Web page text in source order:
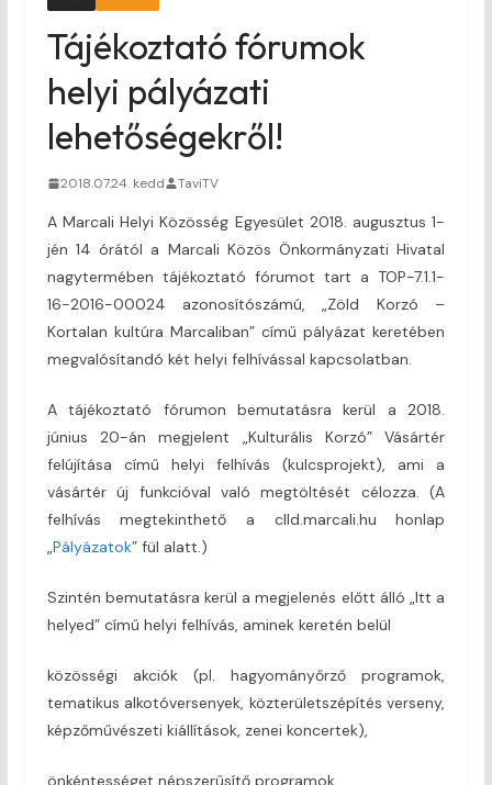
Tájékoztató fórumok
helyi pályázati
lehetőségekről!
2018.07.24. kedd TaviTV
A Marcali Helyi Közösség Egyesület 2018. augusztus 1-
jén 14 órától a Marcali Közös Önkormányzati Hivatal
nagytermében tájékoztató fórumot tart a TOP-7.1.1-
16-2016-00024 azonosítószámú, „Zöld Korzó –
Kortalan kultúra Marcaliban” című pályázat keretében
megvalósítandó két helyi felhívással kapcsolatban.
A tájékoztató fórumon bemutatásra kerül a 2018.
június 20-án megjelent „Kulturális Korzó” Vásártér
felújítása című helyi felhívás (kulcsprojekt), ami a
vásártér új funkcióval való megtöltését célozza. (A
felhívás megtekinthető a clld.marcali.hu honlap
„Pályázatok” fül alatt.)
Szintén bemutatásra kerül a megjelenés előtt álló „Itt a
helyed” című helyi felhívás, aminek keretén belül
közösségi akciók (pl. hagyományőrző programok,
tematikus alkotóversenyek, közterületszépítés verseny,
képzőművészeti kiállítások, zenei koncertek),
önkéntességet népszerűsítő programok